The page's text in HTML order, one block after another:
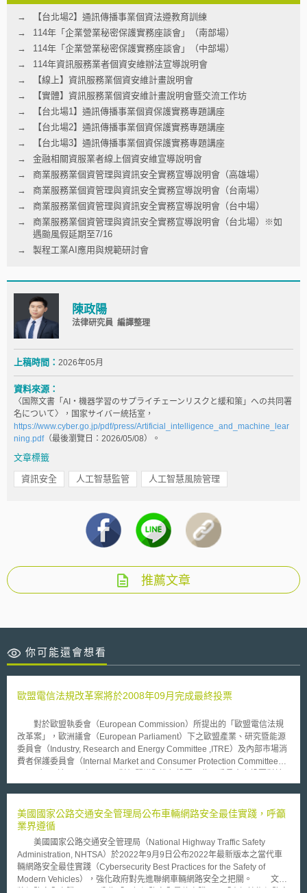
【台北場2】通訊傳播事業個資法遵教育訓練
114年「企業營業秘密保護實務座談會」（南部場）
114年「企業營業秘密保護實務座談會」（中部場）
114年資訊服務業者個資安維辦法宣導說明會
【線上】資訊服務業個資安維計畫說明會
【實體】資訊服務業個資安維計畫說明會暨交流工作坊
【台北場1】通訊傳播事業個資保護實務專題講座
【台北場2】通訊傳播事業個資保護實務專題講座
【台北場3】通訊傳播事業個資保護實務專題講座
金融相關資服業者線上個資安維宣導說明會
商業服務業個資管理與資訊安全實務宣導說明會（高雄場）
商業服務業個資管理與資訊安全實務宣導說明會（台南場）
商業服務業個資管理與資訊安全實務宣導說明會（台中場）
商業服務業個資管理與資訊安全實務宣導說明會（台北場）※如
遇颱風假延期至7/16
製程工業AI應用與規範研討會
陳政陽
法律研究員 編譯整理
上稿時間： 2026年05月
資料來源：
〈国際文書「AI・機器学習のサプライチェーンリスクと緩和策」への共同署
名について〉，国家サイバー統括室，
https://www.cyber.go.jp/pdf/press/Artificial_intelligence_and_machine_lear
ning.pdf（最後瀏覽日：2026/05/08）。
文章標籤
資訊安全 人工智慧監管 人工智慧風險管理
推薦文章
你可能還會想看
歐盟電信法規改革案將於2008年09月完成最終投票
對於歐盟執委會（European Commission）所提出的「歐盟電信法規
改革案」，歐洲議會（European Parliament）下之歐盟產業、研究暨能源
委員會（Industry, Research and Energy Committee ,ITRE）及內部市場消
費者保護委員會（Internal Market and Consumer Protection Committee
該案內容之修整具有重大意義，惟須至9月3日歐洲議會完成全員的最終投
訊公司仍支配主要通訊市場，市場競爭面臨瓶頸，消費者的選擇也隨之下
降；此外，各國間欠缺一致性規範，阻礙跨國經營及泛歐普及服務，業者亦
無法面對來自歐洲外的競爭勢力，因此本改革案旨在建構通訊無國界之歐洲
單一市場，歐盟執委會提出建議的主要內容包括：（一）通信費率及合約透
明化，使消費者能充分選擇，縱使在一日間亦得自由轉換服務，也能在不同
地點依較便宜價格選擇通訊業者，;（二）為促進競爭，對於具市場支配力
量之業者，得採取「功能分離」（functional separation）措施，即將網路
美國國家公路交通安全管理局公布車輛網路安全最佳實踐，呼籲
業界遵循
美國國家公路交通安全管理局（National Highway Traffic Safety
Administration, NHTSA）於2022年9月9日公布2022年最新版本之當代車
輛網路安全最佳實踐（Cybersecurity Best Practices for the Safety of
Modern Vehicles），強化政府對先進聯網車輛網路安全之把關。 文件